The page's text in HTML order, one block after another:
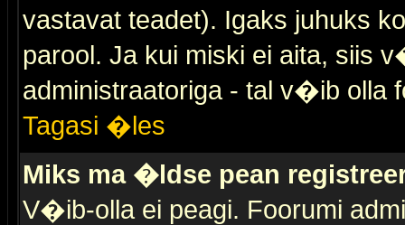
vastavat teadet). Igaks juhuks
parool. Ja kui miski ei aita, siis
administraatoriga - tal v�ib olla
Tagasi �les
Miks ma �ldse pean
V�ib-olla ei peagi. Foorumi